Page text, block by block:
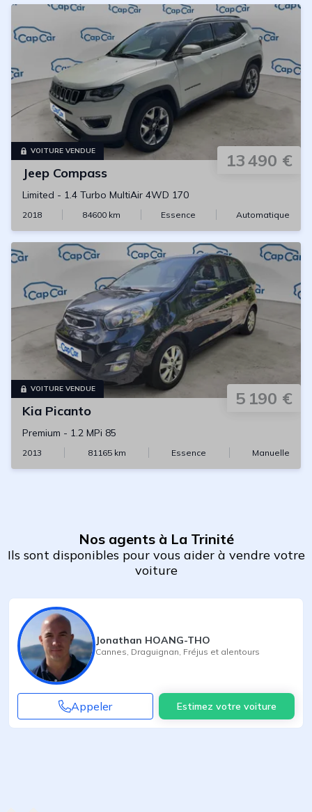
VOITURE VENDUE 13 490 €
Jeep Compass
Limited - 1.4 Turbo MultiAir 4WD 170
2018 84600 km Essence Automatique
VOITURE VENDUE 5 190 €
Kia Picanto
Premium - 1.2 MPi 85
2013 81165km Essence Manuelle
Nos agents à La Trinité
Ils sont disponibles pour vous aider à vendre votre
voiture
Jonathan HOANG-THO
Cannes Draguignan Fréjus et alentours
Appeler Estimez votre voiture